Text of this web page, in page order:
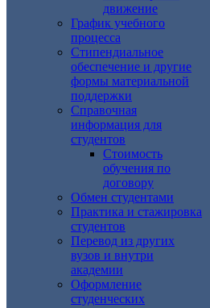
движение
График учебного
процесса
Стипендиальное
обеспечение и другие
формы материальной
поддержки
Справочная
информация для
студентов
Cтоимость
обучения по
договору
Обмен студентами
Практика и стажировка
студентов
Перевод из других
вузов и внутри
академии
Оформление
студенческих